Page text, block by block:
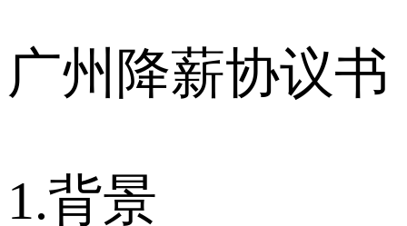
广州降薪协议书
1.背景